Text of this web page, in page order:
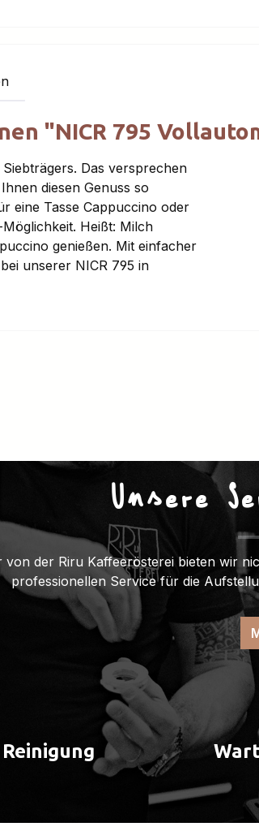
"NICR 795
Das versprechen
diesen Genuss so
eine Tasse Cappuccino oder
Heißt: Milch
genießen. Mit einfacher
unserer NICR 795 in
Unsere
von der Riru Kaffeerösterei bieten wir
professionellen Service für die
Reinigung